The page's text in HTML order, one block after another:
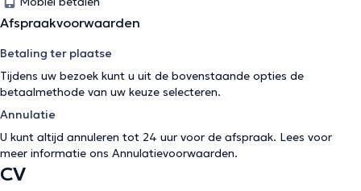
Afspraakvoorwaarden
Betaling ter plaatse
Tijdens uw bezoek kunt u uit de bovenstaande opties de
betaalmethode van uw keuze selecteren.
Annulatie
U kunt altijd annuleren tot 24 uur voor de afspraak. Lees voor
meer informatie ons Annulatievoorwaarden.
CV